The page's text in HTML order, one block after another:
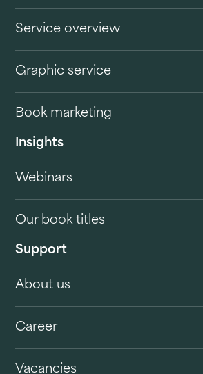
Service overview
Graphic service
Book marketing
Insights
Webinars
Our book titles
Support
About us
Career
Vacancies